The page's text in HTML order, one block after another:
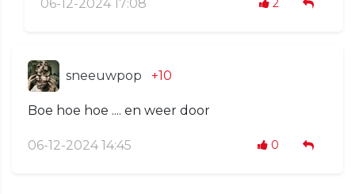
06-12-2024 17:08 2
sneeuwpop +10
Boe hoe hoe .... en weer door
06-12-2024 14:45 0